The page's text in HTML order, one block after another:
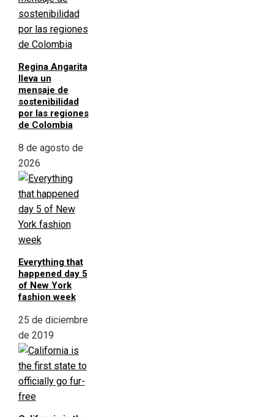
Regina Angarita
lleva un
mensaje de
sostenibilidad
por las regiones
de Colombia
8 de agosto de
2026
Everything that
happened day 5
of New York
fashion week
25 de diciembre
de 2019